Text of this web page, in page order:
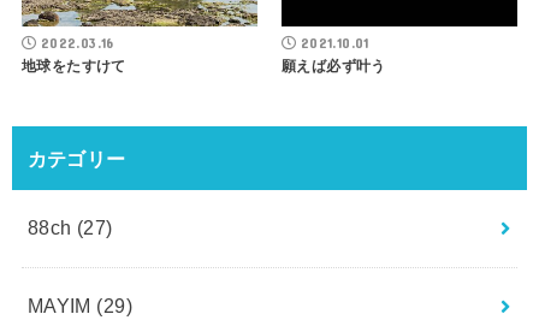
2022.03.16
地球をたすけて
2021.10.01
願えば必ず叶う
カテゴリー
88ch (27)
MAYIM (29)